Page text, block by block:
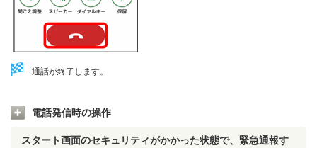
通話が終了します。
電話発信時の操作
スタート画面のセキュリティがかかった状態で、緊急通報す